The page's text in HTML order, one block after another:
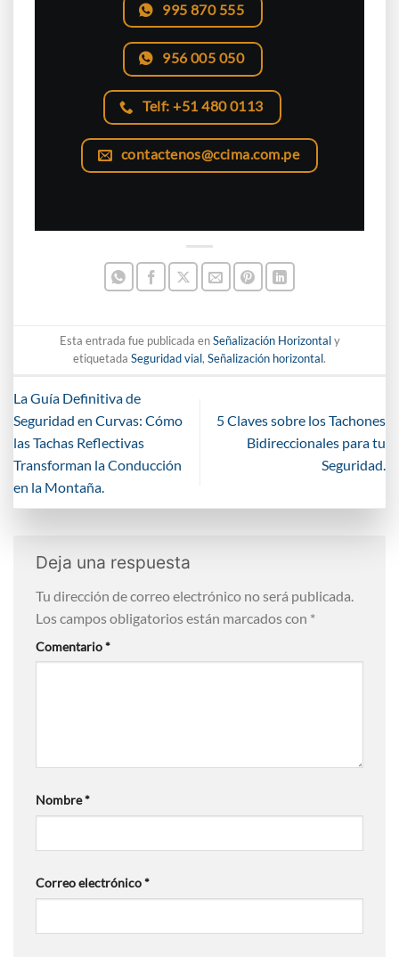
995 870 555
956 005 050
Telf: +51 480 0113
contactenos@ccima.com.pe
Esta entrada fue publicada enSeñalización Horizontaly
etiquetada Seguridad vial, Señalización horizontal.
La Guía Definitiva de
Seguridad en Curvas: Cómo
las Tachas Reflectivas
Transforman la Conducción
en la Montaña.
5 Claves sobre los Tachones
Bidireccionales para tu
Seguridad.
Deja una respuesta
Tu dirección de correo electrónico no será publicada.
Los campos obligatorios están marcados con *
Comentario*
Nombre*
Correo electrónico*